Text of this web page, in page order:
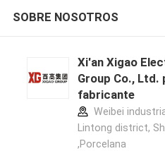
SOBRE NOSOTROS
Xi'an Xigao
Group Co., Ltd.
fabricante
Weibei
Lintong district,
,Porcelana